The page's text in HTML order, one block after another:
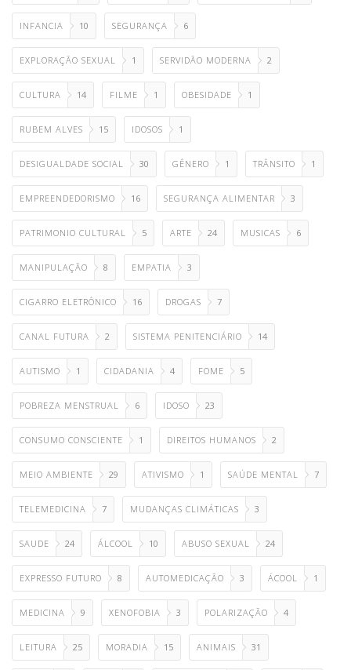
INFANCIA 10 SEGURANÇA 6
EXPLORAÇÃO SEXUAL 1 SERVIDÃO MODERNA 2
CULTURA 14 FILME 1 OBESIDADE 1
RUBEM ALVES 15 IDOSOS 1
DESIGUALDADE SOCIAL 30 GÊNERO 1 TRÂNSITO 1
EMPREENDEDORISMO 16 SEGURANÇA ALIMENTAR 3
PATRIMONIO CULTURAL 5 ARTE 24 MUSICAS 6
MANIPULAÇÃO 8 EMPATIA 3
CIGARRO ELETRÔNICO 16 DROGAS 7
CANAL FUTURA 2 SISTEMA PENITENCIÁRIO 14
AUTISMO 1 CIDADANIA 4 FOME 5
POBREZA MENSTRUAL 6 IDOSO 23
CONSUMO CONSCIENTE 1 DIREITOS HUMANOS 2
MEIO AMBIENTE 29 ATIVISMO 1 SAÚDE MENTAL 7
TELEMEDICINA 7 MUDANÇAS CLIMÁTICAS 3
SAUDE 24 ÁLCOOL 10 ABUSO SEXUAL 24
EXPRESSO FUTURO 8 AUTOMEDICAÇÃO 3 ÁCOOL 1
MEDICINA 9 XENOFOBIA 3 POLARIZAÇÃO 4
LEITURA 25 MORADIA 15 ANIMAIS 31